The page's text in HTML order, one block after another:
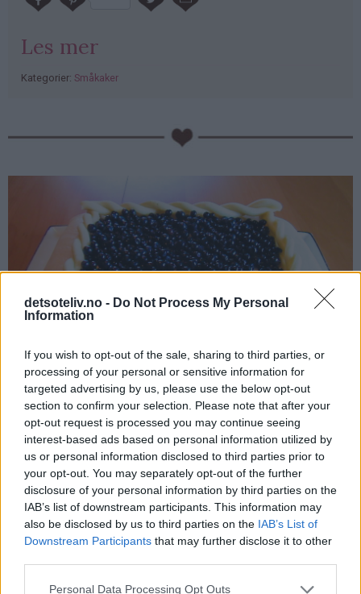
detsoteliv.no - Do Not Process My Personal
Information
If you wish to opt-out of the sale, sharing to third parties, or
processing of your personal or sensitive information for
targeted advertising by us, please use the below opt-out
section to confirm your selection. Please note that after your
opt-out request is processed you may continue seeing
interest-based ads based on personal information utilized by
us or personal information disclosed to third parties prior to
your opt-out. You may separately opt-out of the further
disclosure of your personal information by third parties on the
IAB’s list of downstream participants. This information may
also be disclosed by us to third parties on the IAB’s List of
Downstream Participants that may further disclose it to other
Personal Data Processing Opt Outs
Les mer
Kategorier: Småkaker
PubGalaxy
Stor marsipankake med blåbær
19.09.2005
Her har du en STOR og KJEMPENYDELIG "Marsipankake
med blåbær", som er fylt med blåbærsyltetøy,